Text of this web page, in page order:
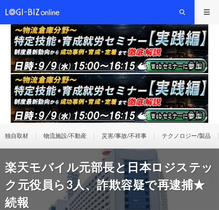
独自取材 物流施設/不動産 災害/事故/不祥事 テクノロジー/製品
楽天モバイル元部長と日本ロジステッ
ク元役員ら3人、詐欺容疑で再逮捕★
続報